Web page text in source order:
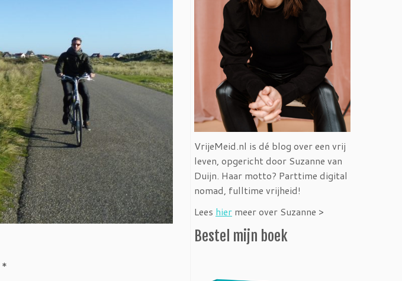
*
VrijeMeid.nl is dé blog over een vrij
leven, opgericht door Suzanne van
Duijn. Haar motto? Parttime digital
nomad, fulltime vrijheid!
Lees hier meer over Suzanne >
Bestel mijn boek